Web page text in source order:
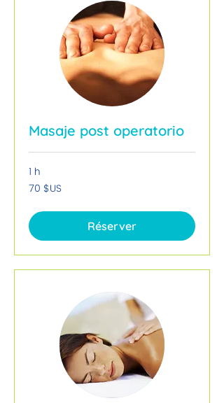
Masaje post operatorio
1 h
70
dollars
Unis
70 $US
Réserver